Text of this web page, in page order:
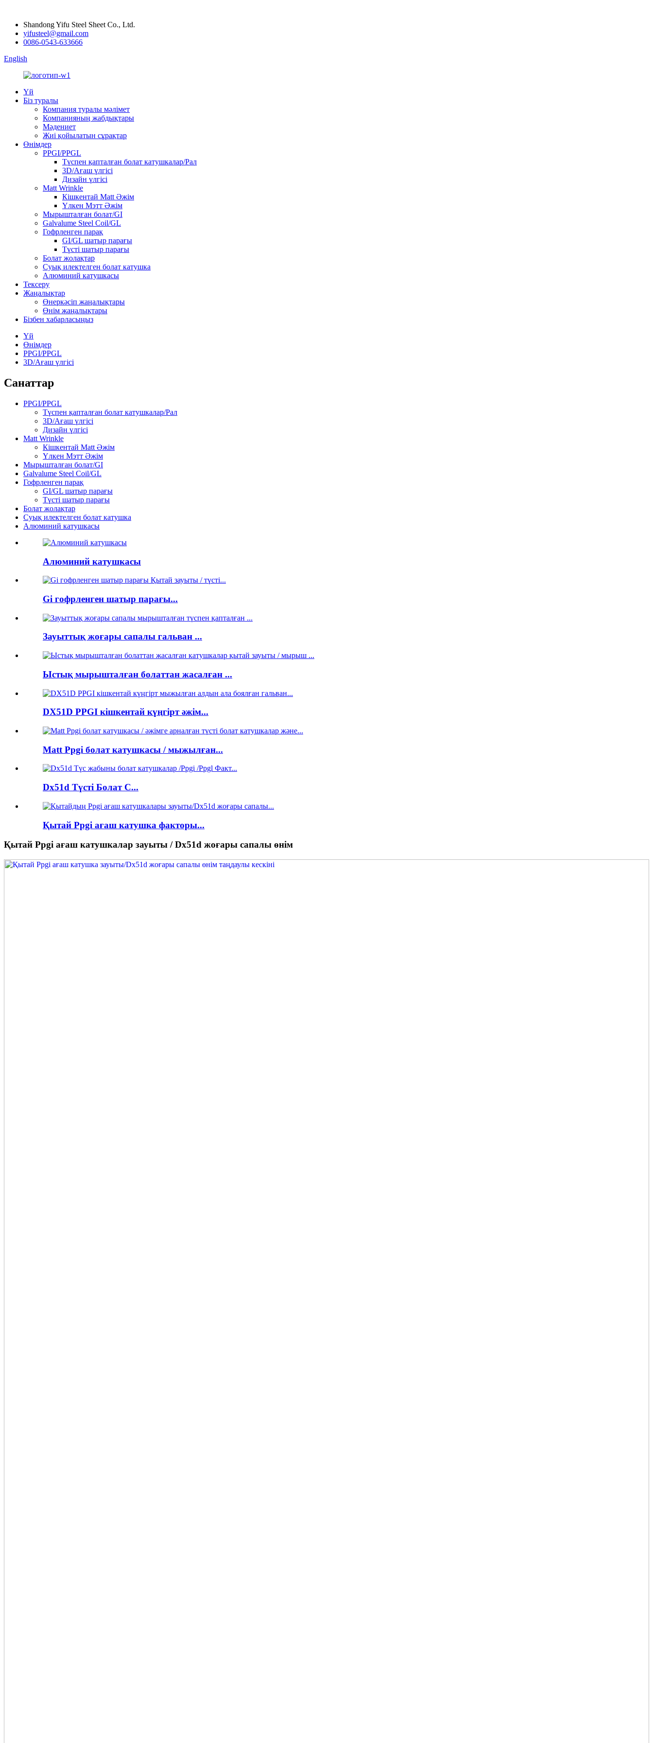
Shandong Yifu Steel Sheet Co., Ltd.
yifusteel@gmail.com
0086-0543-633666
English
Үй
Біз туралы
Компания туралы мәлімет
Компанияның жабдықтары
Мәдениет
Жиі қойылатын сұрақтар
Өнімдер
PPGI/PPGL
Түспен қапталған болат катушкалар/Рал
3D/Ағаш үлгісі
Дизайн үлгісі
Matt Wrinkle
Кішкентай Matt Әжім
Үлкен Мэтт Әжім
Мырышталған болат/GI
Galvalume Steel Coil/GL
Гофрленген парақ
GI/GL шатыр парағы
Түсті шатыр парағы
Болат жолақтар
Суық илектелген болат катушка
Алюминий катушкасы
Тексеру
Жаңалықтар
Өнеркәсіп жаңалықтары
Өнім жаңалықтары
Бізбен хабарласыңыз
Үй
Өнімдер
PPGI/PPGL
3D/Ағаш үлгісі
Санаттар
PPGI/PPGL
Түспен қапталған болат катушкалар/Рал
3D/Ағаш үлгісі
Дизайн үлгісі
Matt Wrinkle
Кішкентай Matt Әжім
Үлкен Мэтт Әжім
Мырышталған болат/GI
Galvalume Steel Coil/GL
Гофрленген парақ
GI/GL шатыр парағы
Түсті шатыр парағы
Болат жолақтар
Суық илектелген болат катушка
Алюминий катушкасы
Алюминий катушкасы
Gi гофрленген шатыр парағы...
Зауыттық жоғары сапалы гальван ...
Ыстық мырышталған болаттан жасалған ...
DX51D PPGI кішкентай күңгірт әжім...
Matt Ppgi болат катушкасы / мыжылған...
Dx51d Түсті Болат С...
Қытай Ppgi ағаш катушка факторы...
Қытай Ppgi ағаш катушкалар зауыты / Dx51d жоғары сапалы өнім